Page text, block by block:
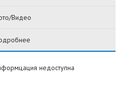
Видео
недоступна